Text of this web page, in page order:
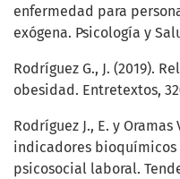
enfermedad para
exógena. Psicología y
Rodríguez G., J. (2019).
obesidad. Entretextos,
Rodríguez J., E. y Oramas
indicadores
psicosocial laboral.